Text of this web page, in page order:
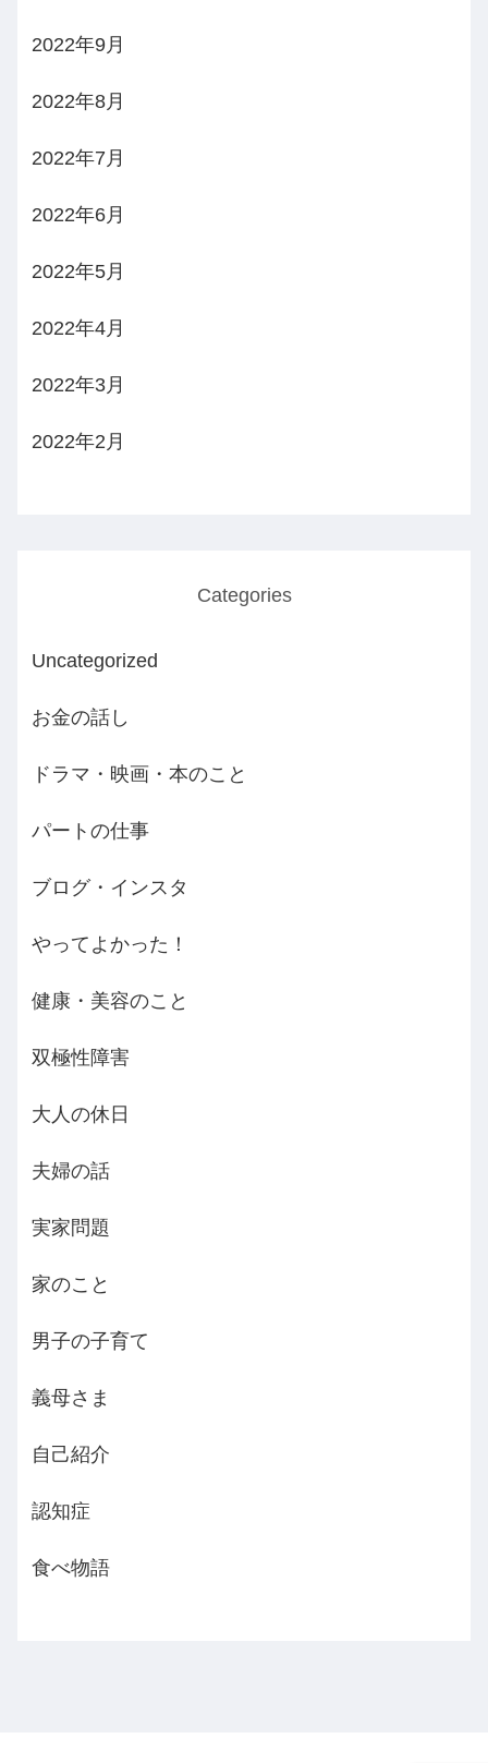
2022年9月
2022年8月
2022年7月
2022年6月
2022年5月
2022年4月
2022年3月
2022年2月
Categories
Uncategorized
お金の話し
ドラマ・映画・本のこと
パートの仕事
ブログ・インスタ
やってよかった！
健康・美容のこと
双極性障害
大人の休日
夫婦の話
実家問題
家のこと
男子の子育て
義母さま
自己紹介
認知症
食べ物語